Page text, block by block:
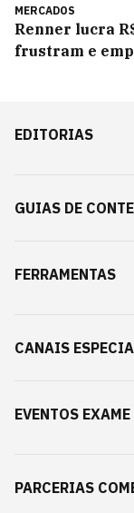
MERCADOS
Renner lucra
frustram e
EDITORIAS
GUIAS DE
FERRAMENTAS
CANAIS
EVENTOS EXAME
PARCERIAS